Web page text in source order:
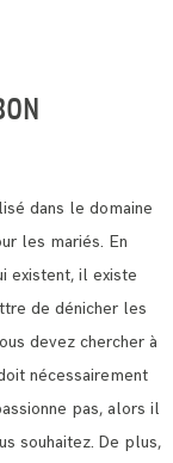
dans le domaine
les mariés. En
existent, il existe
de dénicher les
devez chercher à
nécessairement
pas, alors il
souhaitez. De plus,